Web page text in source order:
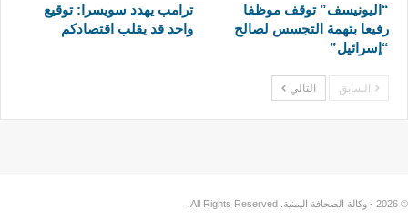
“اليونيسف” توقف موظفا
رفيعا بتهمة التجسس لصالح
“إسرائيل”
ترامب يهدد سويسرا: توقيع
واحد قد يقلب اقتصادكم
السابق التالي
© 2026 - وكالة الصحافة اليمنية. All Rights Reserved.